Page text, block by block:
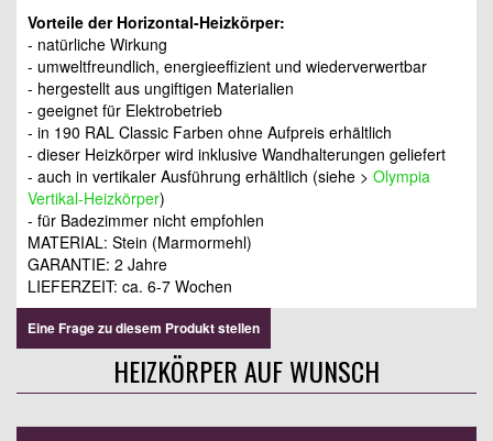
Vorteile der Horizontal-Heizkörper:
- natürliche Wirkung
- umweltfreundlich, energieeffizient und wiederverwertbar
- hergestellt aus ungiftigen Materialien
- geeignet für Elektrobetrieb
- in 190 RAL Classic Farben ohne Aufpreis erhältlich
- dieser Heizkörper wird inklusive Wandhalterungen geliefert
- auch in vertikaler Ausführung erhältlich (siehe > Olympia
Vertikal-Heizkörper)
- für Badezimmer nicht empfohlen
MATERIAL: Stein (Marmormehl)
GARANTIE: 2 Jahre
LIEFERZEIT: ca. 6-7 Wochen
Eine Frage zu diesem Produkt stellen
HEIZKÖRPER AUF WUNSCH